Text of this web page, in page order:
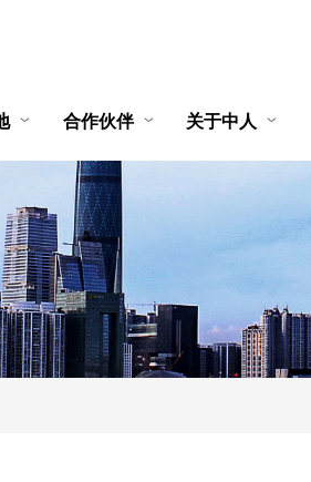
合作伙伴 关于中人